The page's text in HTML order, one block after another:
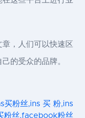
，人们可以快速区
的受众的品牌。
买粉丝,ins 买 粉,ins
粉丝,facebook粉丝